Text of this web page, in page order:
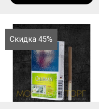
Скидка 45%